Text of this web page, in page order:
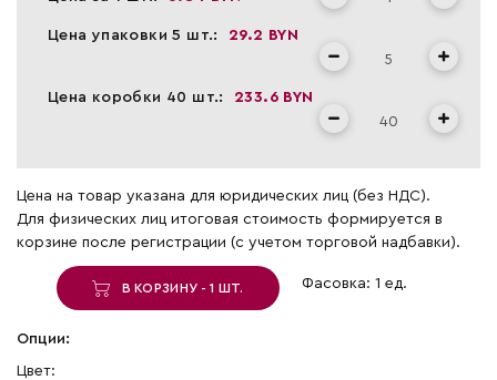
Цена упаковки 5 шт.: 29.2 BYN
Цена коробки 40 шт.: 233.6 BYN
Цена на товар указана для юридических лиц (без НДС).
Для физических лиц итоговая стоимость формируется в
корзине после регистрации (с учетом торговой надбавки).
В КОРЗИНУ - 1 ШТ. Фасовка: 1 ед.
Опции:
Цвет: